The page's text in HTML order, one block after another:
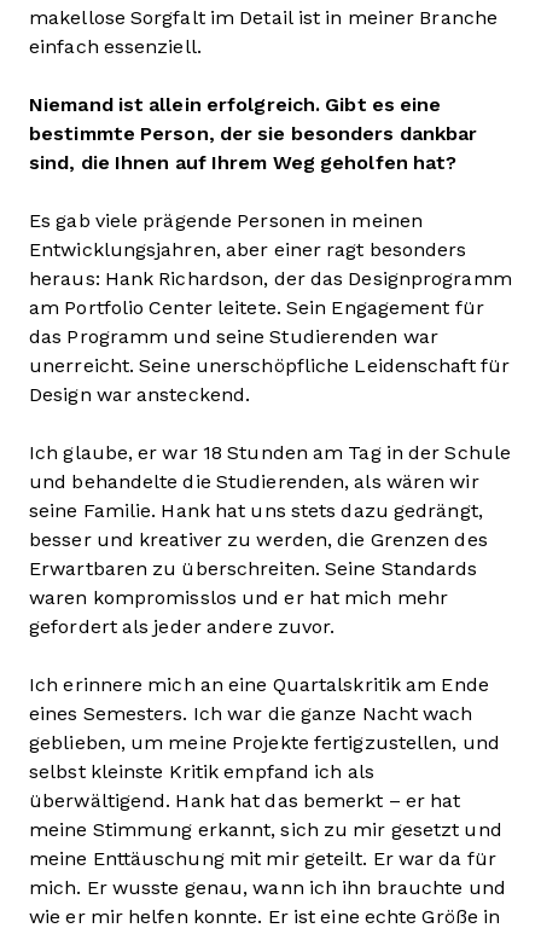
makellose Sorgfalt im Detail ist in meiner Branche
einfach essenziell.
Niemand ist allein erfolgreich. Gibt es eine
bestimmte Person, der sie besonders dankbar
sind, die Ihnen auf Ihrem Weg geholfen hat?
Es gab viele prägende Personen in meinen
Entwicklungsjahren, aber einer ragt besonders
heraus: Hank Richardson, der das Designprogramm
am Portfolio Center leitete. Sein Engagement für
das Programm und seine Studierenden war
unerreicht. Seine unerschöpfliche Leidenschaft für
Design war ansteckend.
Ich glaube, er war 18 Stunden am Tag in der Schule
und behandelte die Studierenden, als wären wir
seine Familie. Hank hat uns stets dazu gedrängt,
besser und kreativer zu werden, die Grenzen des
Erwartbaren zu überschreiten. Seine Standards
waren kompromisslos und er hat mich mehr
gefordert als jeder andere zuvor.
Ich erinnere mich an eine Quartalskritik am Ende
eines Semesters. Ich war die ganze Nacht wach
geblieben, um meine Projekte fertigzustellen, und
selbst kleinste Kritik empfand ich als
überwältigend. Hank hat das bemerkt – er hat
meine Stimmung erkannt, sich zu mir gesetzt und
meine Enttäuschung mit mir geteilt. Er war da für
mich. Er wusste genau, wann ich ihn brauchte und
wie er mir helfen konnte. Er ist eine echte Größe in